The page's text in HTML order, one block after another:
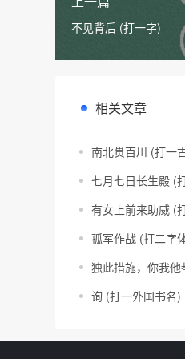
不见背后 (打一字)
相关文章
南北贯百川 (打一
七月七日长生殿 (
有女上前来助威 (
孤军作战 (打二字
独此措施，你我
询 (打一外国书名)